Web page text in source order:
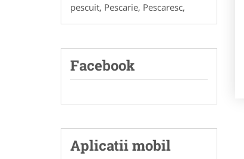
pescuit, Pescarie, Pescaresc,
Facebook
Aplicatii mobil